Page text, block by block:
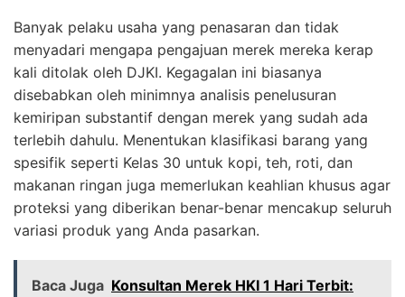
Banyak pelaku usaha yang penasaran dan tidak
menyadari mengapa pengajuan merek mereka kerap
kali ditolak oleh DJKI. Kegagalan ini biasanya
disebabkan oleh minimnya analisis penelusuran
kemiripan substantif dengan merek yang sudah ada
terlebih dahulu. Menentukan klasifikasi barang yang
spesifik seperti Kelas 30 untuk kopi, teh, roti, dan
makanan ringan juga memerlukan keahlian khusus agar
proteksi yang diberikan benar-benar mencakup seluruh
variasi produk yang Anda pasarkan.
Baca Juga Konsultan Merek HKI 1 Hari Terbit: